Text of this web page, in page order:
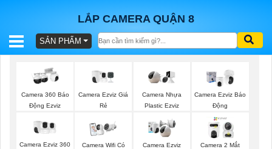
LẮP CAMERA QUẬN 8
BÁO
TRỌN
GÓI
SẢN PHẨM
Camera 360 Báo
Động Ezviz
Camera Ezviz Giá
Rẻ
Camera Nhựa
Plastic Ezviz
Camera Ezviz Báo
Động
Camera Ezviz 360
Camera Wifi Có
Camera Ezviz
Camera 2 Mắt